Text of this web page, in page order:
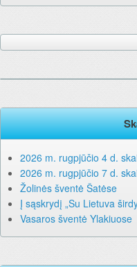
2026 m. rugpjūčio 4 d.
2026 m. rugpjūčio 7 d.
Žolinės šventė Šatėse
Į sąskrydį „Su Lietuva
Vasaros šventė Ylakiuose